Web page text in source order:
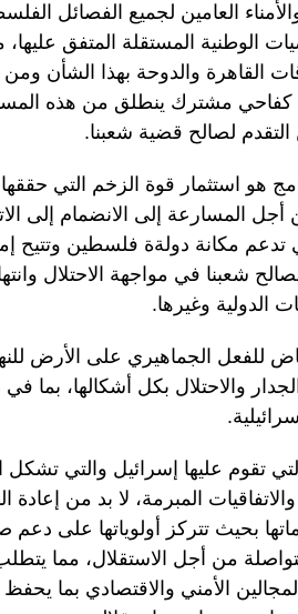
العامين لجميع الفصائل
الوطنية المستقلة المتفق عليها،
القاهرة والدوحة بهذا الشأن ومن
كفاحي مشترك ينطلق من هذه
التقدم لصالح قضية شعبنا.
هو استثمار قوة الزخم التي
المسارعة إلى الانضمام إلى
تدعم مكانة دولةة فلسطين وتتيح
شعبنا في مواجهة الاحتلال
الدولية وغيرها.
للفعل الجماهيري على الأرض
والاحتلال بكل أشكالها، بما في
تقوم عليها إسرائيل والتي تشكل
والاتفاقيات المبرمة، لا بد من إعادة
بحيث تتركز أولوياتها على دعم
من أجل الاستقلال، مما
الأمني والاقتصادي بما يحفظ